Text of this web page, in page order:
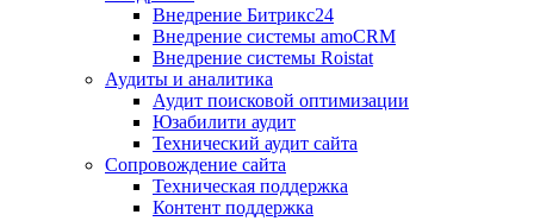
Внедрение Битрикс24
Внедрение системы amoCRM
Внедрение системы Roistat
Аудиты и аналитика
Аудит поисковой оптимизации
Юзабилити аудит
Технический аудит сайта
Сопровождение сайта
Техническая поддержка
Контент поддержка